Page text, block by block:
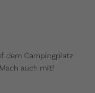
dem Campingplatz
auch mit!